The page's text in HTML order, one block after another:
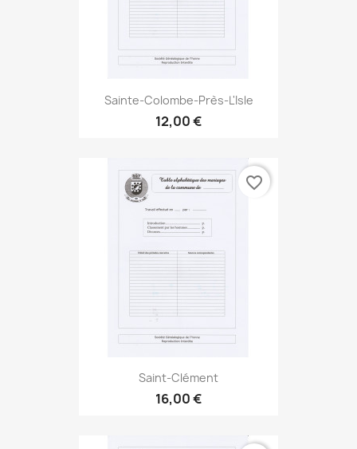
Sainte-Colombe-Près-L'Isle
12,00 €
Saint-Clément
16,00 €
favorite_border